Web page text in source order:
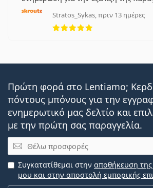
Stratos_Sykas, πριν 13 ημέρες
5 αξιολογήσεις
Πρώτη φορά στο Lentiamo;
πόντους μπόνους για την
ενημερωτικό μας δελτίο και
με την πρώτη σας παραγγελία.
Email
Συγκατατίθεμαι στην αποθήκευση
μου και στην αποστολή εμπορικής